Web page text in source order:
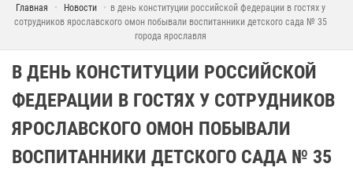
Главная Новости
в день конституции российской федерации в гостях у
сотрудников ярославского омон побывали воспитанники детского сада № 35
города ярославля
В ДЕНЬ КОНСТИТУЦИИ РОССИЙСКОЙ
ФЕДЕРАЦИИ В ГОСТЯХ У СОТРУДНИКОВ
ЯРОСЛАВСКОГО ОМОН ПОБЫВАЛИ
ВОСПИТАННИКИ ДЕТСКОГО САДА № 35